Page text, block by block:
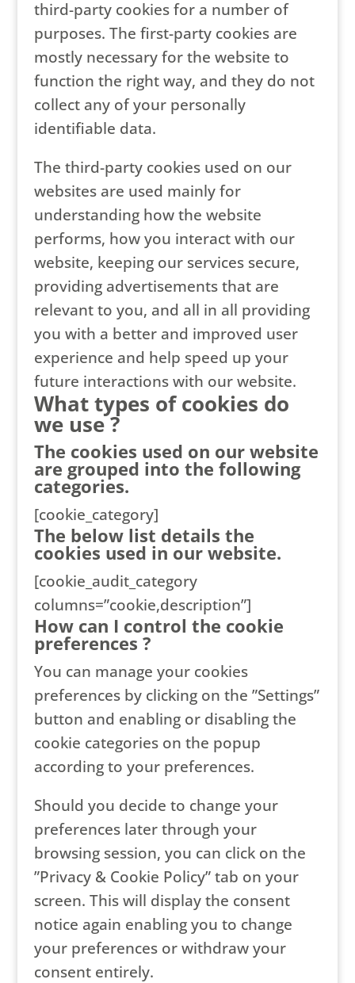
third-party cookies for a number of
purposes. The first-party cookies are
mostly necessary for the website to
function the right way, and they do not
collect any of your personally
identifiable data.
The third-party cookies used on our
websites are used mainly for
understanding how the website
performs, how you interact with our
website, keeping our services secure,
providing advertisements that are
relevant to you, and all in all providing
you with a better and improved user
experience and help speed up your
future interactions with our website.
What types of cookies do
we use ?
The cookies used on our website
are grouped into the following
categories.
[cookie_category]
The below list details the
cookies used in our website.
[cookie_audit_category
columns=”cookie,description”]
How can I control the cookie
preferences ?
You can manage your cookies
preferences by clicking on the ”Settings”
button and enabling or disabling the
cookie categories on the popup
according to your preferences.
Should you decide to change your
preferences later through your
browsing session, you can click on the
”Privacy & Cookie Policy” tab on your
screen. This will display the consent
notice again enabling you to change
your preferences or withdraw your
consent entirely.